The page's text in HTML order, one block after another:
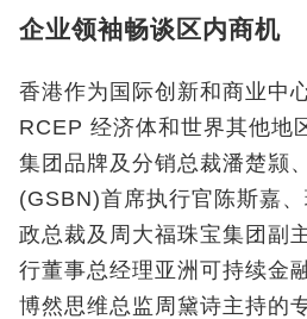
企业领袖畅谈区内商机
香港作为国际创新和商业中
RCEP 经济体和世界其他地
集团品牌及分销总裁潘楚颕
(GSBN)首席执行官陈斯嘉
政总裁及周大福珠宝集团副
行董事总经理亚洲可持续金
博然思维总监周黛诗主持的